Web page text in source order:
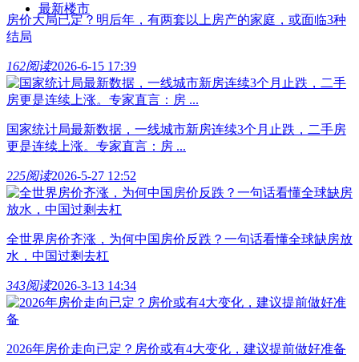
最新楼市
房价大局已定？明后年，有两套以上房产的家庭，或面临3种
结局
162阅读2026-6-15 17:39
国家统计局最新数据，一线城市新房连续3个月止跌，二手房
更是连续上涨。专家直言：房 ...
225阅读2026-5-27 12:52
全世界房价齐涨，为何中国房价反跌？一句话看懂全球缺房放
水，中国过剩去杠
343阅读2026-3-13 14:34
2026年房价走向已定？房价或有4大变化，建议提前做好准备